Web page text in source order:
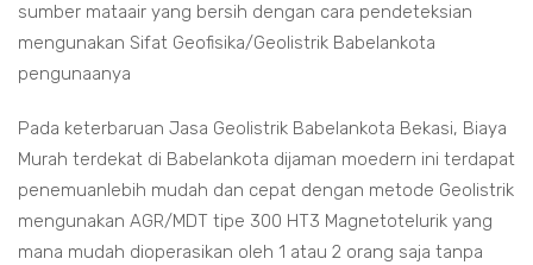
sumber mataair yang bersih dengan cara pendeteksian
mengunakan Sifat Geofisika/Geolistrik Babelankota
pengunaanya
Pada keterbaruan Jasa Geolistrik Babelankota Bekasi, Biaya
Murah terdekat di Babelankota dijaman moedern ini terdapat
penemuanlebih mudah dan cepat dengan metode Geolistrik
mengunakan AGR/MDT tipe 300 HT3 Magnetotelurik yang
mana mudah dioperasikan oleh 1 atau 2 orang saja tanpa